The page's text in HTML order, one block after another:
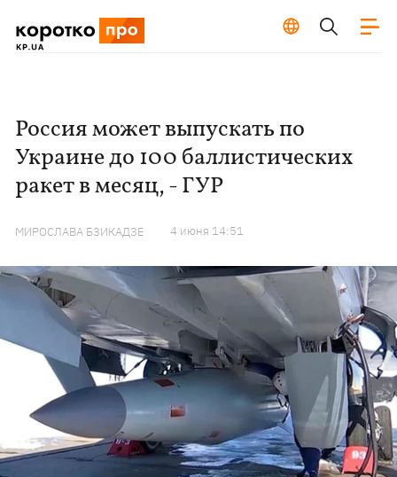
Россия может выпускать по
Украине до 100 баллистических
ракет в месяц, - ГУР
МИРОСЛАВА БЗИКАДЗЕ 4 июня 14:51